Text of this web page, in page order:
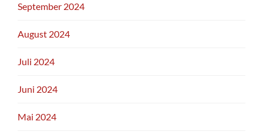
September 2024
August 2024
Juli 2024
Juni 2024
Mai 2024